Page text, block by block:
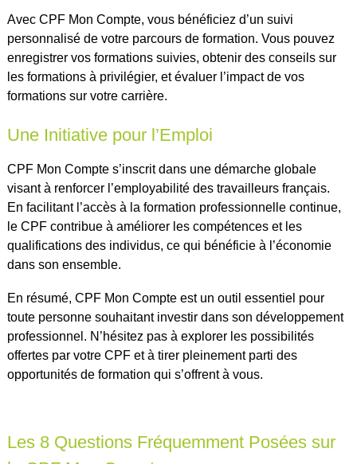
Avec CPF Mon Compte, vous bénéficiez d’un suivi
personnalisé de votre parcours de formation. Vous pouvez
enregistrer vos formations suivies, obtenir des conseils sur
les formations à privilégier, et évaluer l’impact de vos
formations sur votre carrière.
Une Initiative pour l’Emploi
CPF Mon Compte s’inscrit dans une démarche globale
visant à renforcer l’employabilité des travailleurs français.
En facilitant l’accès à la formation professionnelle continue,
le CPF contribue à améliorer les compétences et les
qualifications des individus, ce qui bénéficie à l’économie
dans son ensemble.
En résumé, CPF Mon Compte est un outil essentiel pour
toute personne souhaitant investir dans son développement
professionnel. N’hésitez pas à explorer les possibilités
offertes par votre CPF et à tirer pleinement parti des
opportunités de formation qui s’offrent à vous.
Les 8 Questions Fréquemment Posées sur